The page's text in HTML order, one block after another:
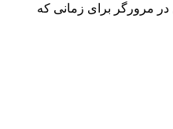
در مرورگر برای زمانی که